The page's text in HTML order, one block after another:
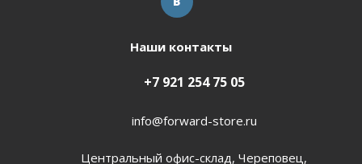
Наши контакты
+7 921 254 75 05
info@forward-store.ru
Центральный офис-склад, Череповец,